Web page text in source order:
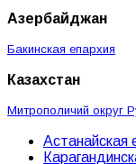
Азербайджан
Бакинская епархия
Казахстан
Митрополичий округ
Астанайская